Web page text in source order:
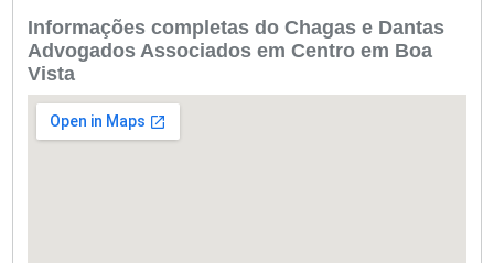
Informações completas do Chagas e Dantas
Advogados Associados em Centro em Boa
Vista